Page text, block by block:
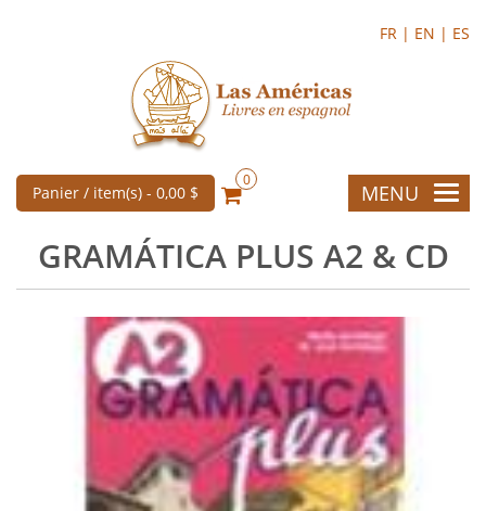
FR | EN | ES
Panier / item(s) - 0,00 $
0
MENU
GRAMÁTICA PLUS A2 & CD